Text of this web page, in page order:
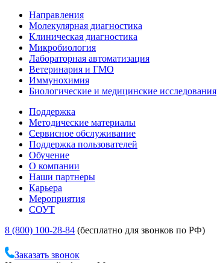
Направления
Молекулярная диагностика
Клиническая диагностика
Микробиология
Лабораторная автоматизация
Ветеринария и ГМО
Иммунохимия
Биологические и медицинские исследования
Поддержка
Методические материалы
Сервисное обслуживание
Поддержка пользователей
Обучение
О компании
Наши партнеры
Карьера
Мероприятия
СОУТ
8 (800) 100-28-84 (бесплатно для звонков по РФ)
Заказать звонок